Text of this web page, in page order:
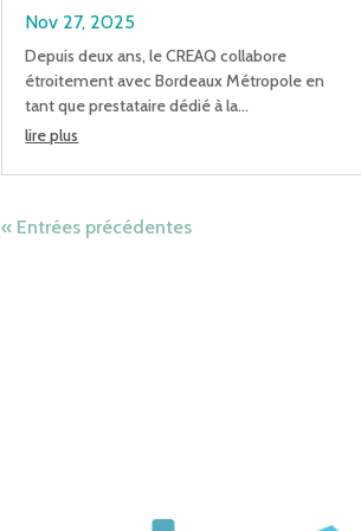
Nov 27, 2025
Depuis deux ans, le CREAQ collabore
étroitement avec Bordeaux Métropole en
tant que prestataire dédié à la...
lire plus
« Entrées précédentes